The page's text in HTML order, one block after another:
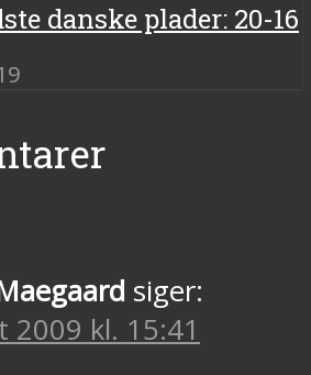
danske plader: 20-16
siger:
2009 kl. 15:41